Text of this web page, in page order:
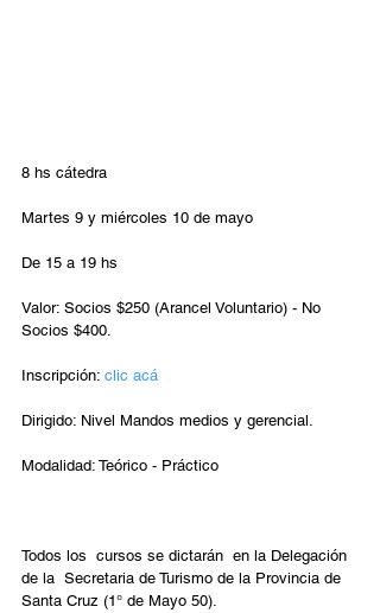
8 hs cátedra
Martes 9 y miércoles 10 de mayo
De 15 a 19 hs
Valor: Socios $250 (Arancel Voluntario) - No
Socios $400.
Inscripción: clic acá
Dirigido: Nivel Mandos medios y gerencial.
Modalidad: Teórico - Práctico
Todos los  cursos se dictarán  en la Delegación
de la  Secretaria de Turismo de la Provincia de
Santa Cruz (1° de Mayo 50).